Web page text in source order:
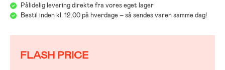
Pålidelig levering direkte fra vores eget lager
Bestil inden kl. 12.00 på hverdage – så sendes varen samme dag!
FLASH PRICE